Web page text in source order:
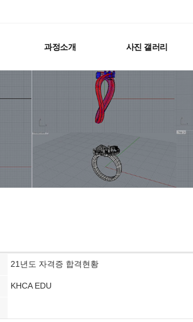
과정소개 사진 갤러리
21년도 자격증 합격현황
KHCA EDU